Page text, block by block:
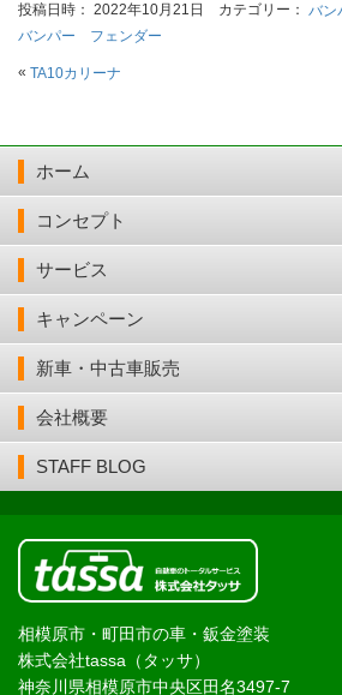
投稿日時： 2022年10月21日 カテゴリー： バン
バンパー フェンダー
« TA10カリーナ
ホーム
コンセプト
サービス
キャンペーン
新車・中古車販売
会社概要
STAFF BLOG
相模原市・町田市の車・鈑金塗装
株式会社tassa（タッサ）
神奈川県相模原市中央区田名3497-7